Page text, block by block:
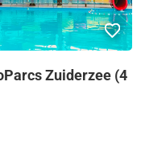
Zuiderzee (4